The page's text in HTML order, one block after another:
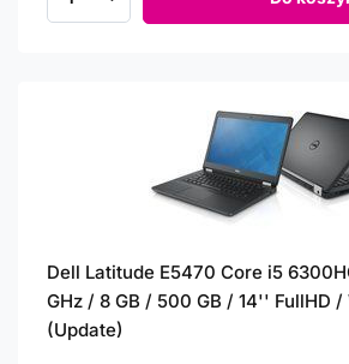
Ilość produktów
Dell Latitude E5470 Core i5
GHz / 8 GB / 500 GB / 14'' FullHD /
(Update)